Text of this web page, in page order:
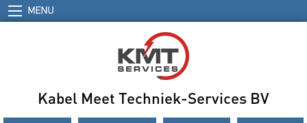
MENU
Kabel Meet Techniek-Services BV